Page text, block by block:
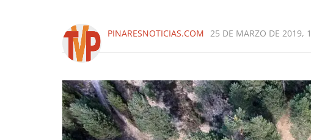
PINARESNOTICIAS.COM 25 DE MARZO DE 2019,